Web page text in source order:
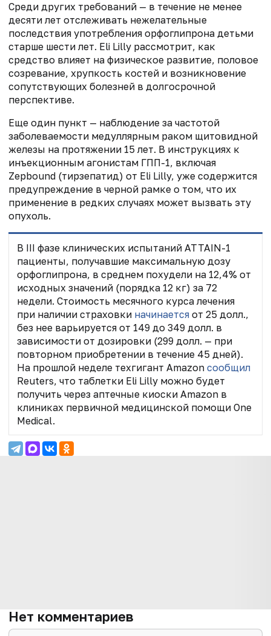
Среди других требований — в течение не менее
десяти лет отслеживать нежелательные
последствия употребления орфоглипрона детьми
старше шести лет. Eli Lilly рассмотрит, как
средство влияет на физическое развитие, половое
созревание, хрупкость костей и возникновение
сопутствующих болезней в долгосрочной
перспективе.
Еще один пункт — наблюдение за частотой
заболеваемости медуллярным раком щитовидной
железы на протяжении 15 лет. В инструкциях к
инъекционным агонистам ГПП-1, включая
Zepbound (тирзепатид) от Eli Lilly, уже содержится
предупреждение в черной рамке о том, что их
применение в редких случаях может вызвать эту
опухоль.
В III фазе клинических испытаний ATTAIN-1
пациенты, получавшие максимальную дозу
орфоглипрона, в среднем похудели на 12,4% от
исходных значений (порядка 12 кг) за 72
недели. Стоимость месячного курса лечения
при наличии страховки начинаетсяот 25 долл.,
без нее варьируется от 149 до 349 долл. в
зависимости от дозировки (299 долл. — при
повторном приобретении в течение 45 дней).
На прошлой неделе техгигант Amazon сообщил
Reuters, что таблетки Eli Lilly можно будет
получить через аптечные киоски Amazon в
клиниках первичной медицинской помощи One
Medical.
Нет комментариев